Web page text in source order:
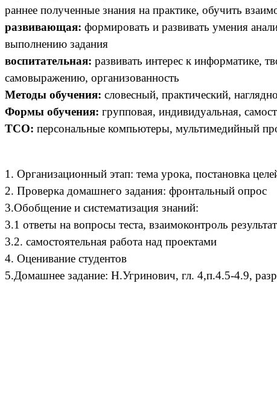
раннее полученные знания на практике, обучить
развивающая: формировать и развивать умения
выполнению задания
воспитательная: развивать интерес к информатике,
самовыражению, организованность
Методы обучения: словесный, практический,
Формы обучения: групповая, индивидуальная,
ТСО: персональные компьютеры, мультимедийный
1. Организационный этап: тема урока, постановка
2. Проверка домашнего задания: фронтальный опрос
3.Обобщение и систематизация знаний:
3.1 ответы на вопросы теста, взаимоконтроль
3.2. самостоятельная работа над проектами
4. Оценивание студентов
5.Домашнее задание: Н.Угринович, гл. 4,п.4.5-4.9,